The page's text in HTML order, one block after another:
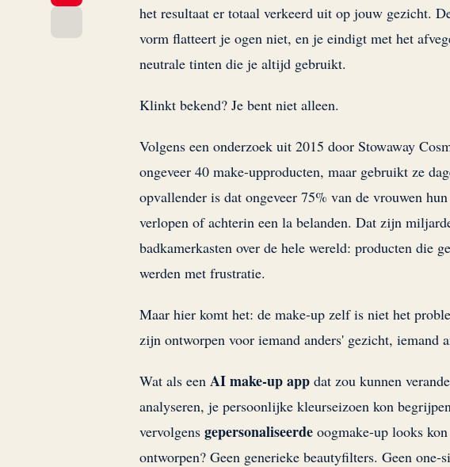
het resultaat er totaal verkeerd uit op jouw gezicht.
vorm flatteert je ogen niet, en je eindigt met het
neutrale tinten die je altijd gebruikt.
Klinkt bekend? Je bent niet alleen.
Volgens een onderzoek uit 2015 door Stowaway
ongeveer 40 make-upproducten, maar gebruikt ze
opvallender is dat ongeveer 75% van de vrouwen
verlopen of achterin een la belanden. Dat zijn
badkamerkasten over de hele wereld: producten die
werden met frustratie.
Maar hier komt het: de make-up zelf is niet het
zijn ontworpen voor iemand anders' gezicht, iemand
Wat als een AI make-up app dat zou kunnen
analyseren, je persoonlijke kleurseizoen kon
vervolgens gepersonaliseerde oogmake-up looks
ontworpen? Geen generieke beautyfilters. Geen